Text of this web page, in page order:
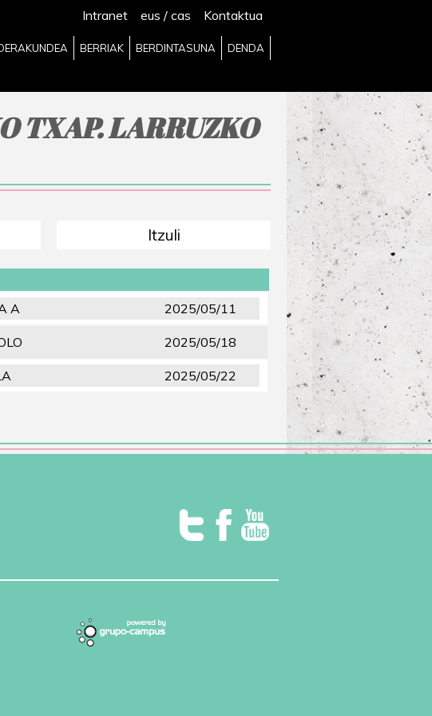
Intranet eus / cas Kontaktua
BERRIAK BERDINTASUNA DENDA
TXAP. LARRUZKO
Itzuli
A 2025/05/11
2025/05/18
2025/05/22